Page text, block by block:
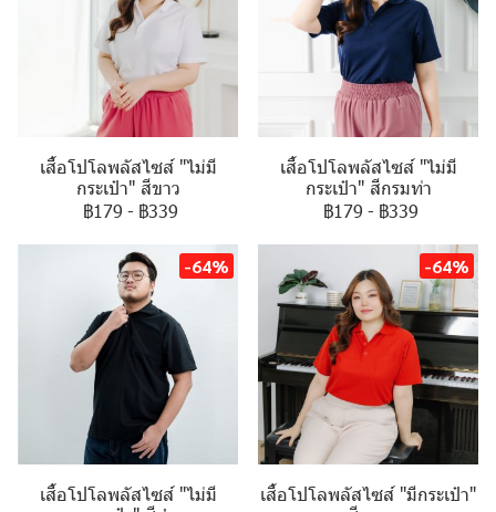
เสื้อโปโลพลัสไซส์ "ไม่มี
กระเป๋า" สีขาว
฿179 - ฿339
เสื้อโปโลพลัสไซส์ "ไม่มี
กระเป๋า" สีกรมท่า
฿179 - ฿339
-64%
เสื้อโปโลพลัสไซส์ "ไม่มี
-64%
เสื้อโปโลพลัสไซส์ "มีกระเป๋า"